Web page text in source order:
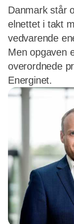
Danmark står
elnettet i takt
vedvarende
Men opgaven
overordnede
Energinet.